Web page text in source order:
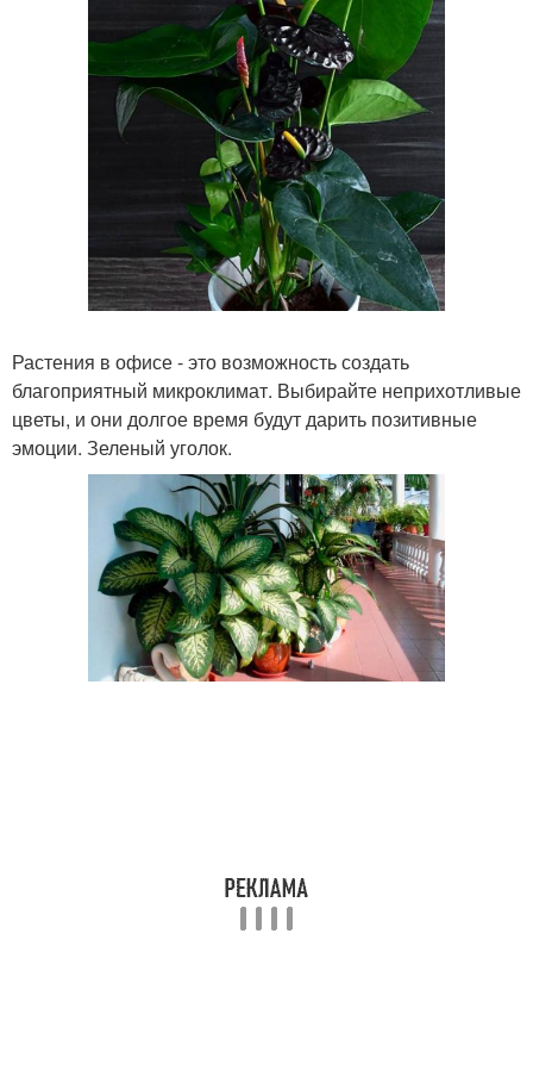
Растения в офисе - это возможность создать
благоприятный микроклимат. Выбирайте неприхотливые
цветы, и они долгое время будут дарить позитивные
эмоции. Зеленый уголок.